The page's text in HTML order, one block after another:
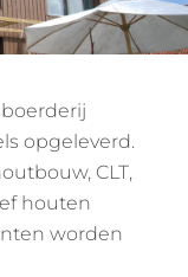
opgeleverd.
CLT,
houten
worden